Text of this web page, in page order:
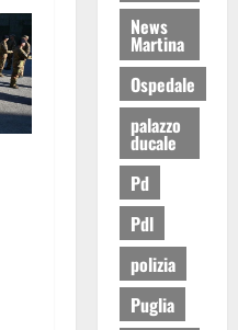
News
Martina
Ospedale
palazzo
ducale
Pd
Pdl
polizia
Puglia